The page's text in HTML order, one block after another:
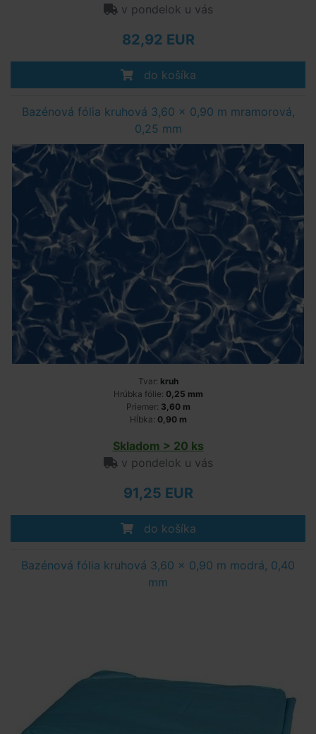
v pondelok u vás
82,92 EUR
do košíka
Bazénová fólia kruhová 3,60 x 0,90 m mramorová,
0,25 mm
Tvar: kruh
Hrúbka fólie: 0,25 mm
Priemer: 3,60 m
Hĺbka: 0,90 m
Skladom > 20 ks
v pondelok u vás
91,25 EUR
do košíka
Bazénová fólia kruhová 3,60 x 0,90 m modrá, 0,40
mm